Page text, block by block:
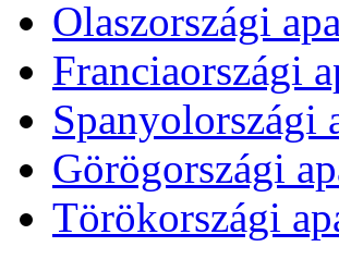
Olaszországi
Franciaországi
Spanyolországi
Görögországi
Törökországi